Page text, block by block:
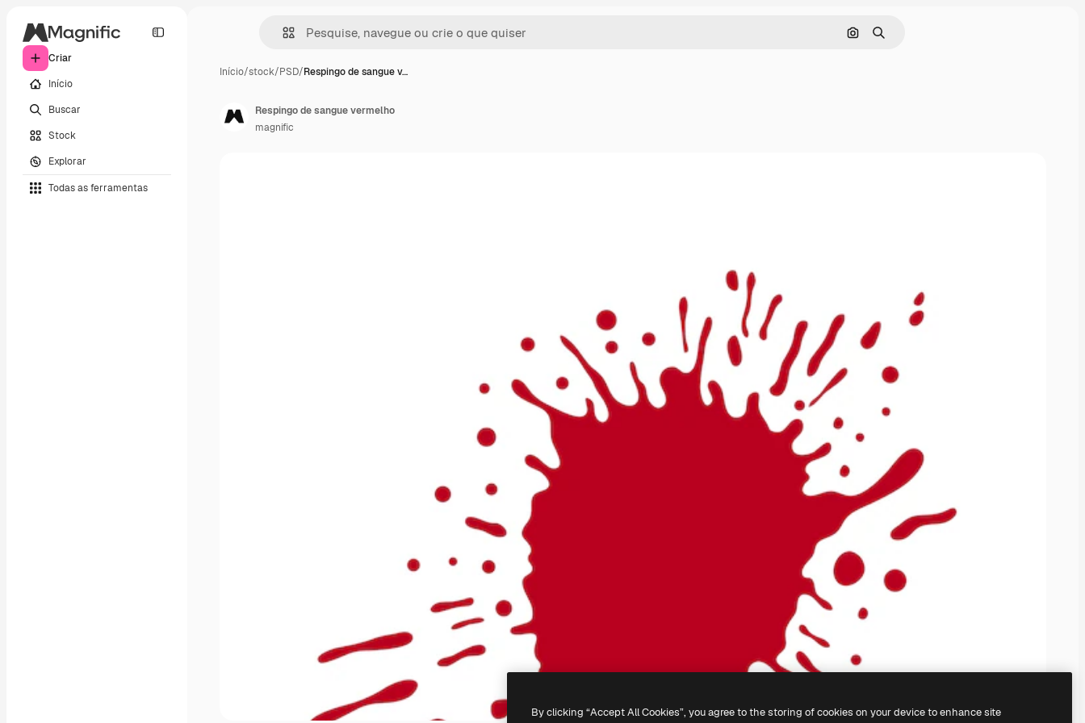
Criar
Início
Buscar
Stock
Explorar
Todas as ferramentas
Pesquisar por imagem
Buscar
Início/stock/PSD/Respingo de sangue v…
Respingo de sangue vermelho
magnific
By clicking “Accept All Cookies”, you agree to the storing of cookies on your device to enhance site